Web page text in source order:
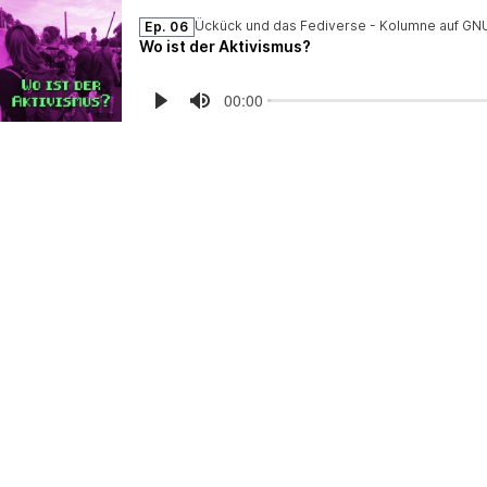
Ep. 06 Ückück und das Fediverse - Kolumne auf
Wo ist der Aktivismus?